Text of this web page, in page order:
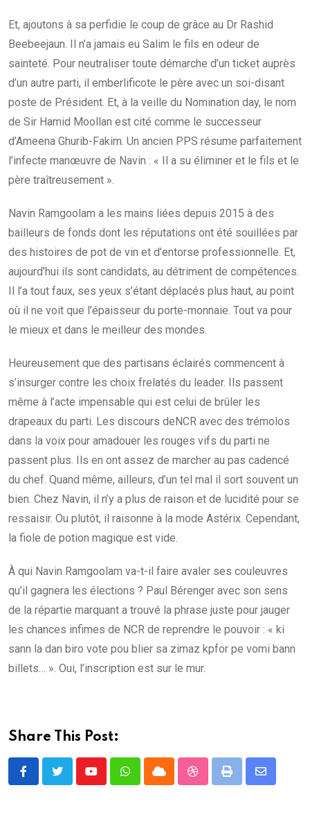
Et, ajoutons à sa perfidie le coup de grâce au Dr Rashid
Beebeejaun. Il n’a jamais eu Salim le fils en odeur de
sainteté. Pour neutraliser toute démarche d’un ticket auprès
d’un autre parti, il emberlificote le père avec un soi-disant
poste de Président. Et, à la veille du Nomination day, le nom
de Sir Hamid Moollan est cité comme le successeur
d’Ameena Ghurib-Fakim. Un ancien PPS résume parfaitement
l’infecte manœuvre de Navin : « Il a su éliminer et le fils et le
père traîtreusement ».
Navin Ramgoolam a les mains liées depuis 2015 à des
bailleurs de fonds dont les réputations ont été souillées par
des histoires de pot de vin et d’entorse professionnelle. Et,
aujourd’hui ils sont candidats, au détriment de compétences.
Il l’a tout faux, ses yeux s’étant déplacés plus haut, au point
où il ne voit que l’épaisseur du porte-monnaie. Tout va pour
le mieux et dans le meilleur des mondes.
Heureusement que des partisans éclairés commencent à
s’insurger contre les choix frelatés du leader. Ils passent
même à l’acte impensable qui est celui de brûler les
drapeaux du parti. Les discours deNCR avec des trémolos
dans la voix pour amadouer les rouges vifs du parti ne
passent plus. Ils en ont assez de marcher au pas cadencé
du chef. Quand même, ailleurs, d’un tel mal il sort souvent un
bien. Chez Navin, il n’y a plus de raison et de lucidité pour se
ressaisir. Ou plutôt, il raisonne à la mode Astérix. Cependant,
la fiole de potion magique est vide.
À qui Navin Ramgoolam va-t-il faire avaler ses couleuvres
qu’il gagnera les élections ? Paul Bérenger avec son sens
de la répartie marquant a trouvé la phrase juste pour jauger
les chances infimes de NCR de reprendre le pouvoir : « ki
sann la dan biro vote pou blier sa zimaz kpfor pe vomi bann
billets… ». Oui, l’inscription est sur le mur.
Share This Post:
YoutubeWhatsappCloud StumbleUpon
Print
Share